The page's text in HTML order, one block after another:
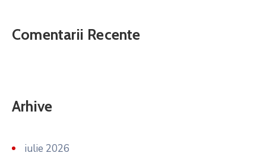
Comentarii Recente
Arhive
iulie 2026